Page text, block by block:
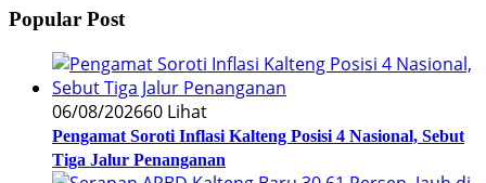
Popular Post
06/08/202660 Lihat
Pengamat Soroti Inflasi Kalteng Posisi 4 Nasional, Sebut
Tiga Jalur Penanganan